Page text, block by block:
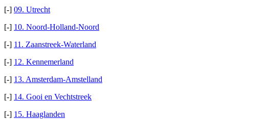
[-] 09. Utrecht
[-] 10. Noord-Holland-Noord
[-] 11. Zaanstreek-Waterland
[-] 12. Kennemerland
[-] 13. Amsterdam-Amstelland
[-] 14. Gooi en Vechtstreek
[-] 15. Haaglanden